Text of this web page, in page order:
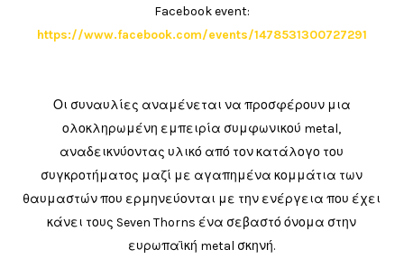
Facebook event:
https://www.facebook.com/events/1478531300727291
Οι συναυλίες αναμένεται να προσφέρουν μια
ολοκληρωμένη εμπειρία συμφωνικού metal,
αναδεικνύοντας υλικό από τον κατάλογο του
συγκροτήματος μαζί με αγαπημένα κομμάτια των
θαυμαστών που ερμηνεύονται με την ενέργεια που έχει
κάνει τους Seven Thorns ένα σεβαστό όνομα στην
ευρωπαϊκή metal σκηνή.